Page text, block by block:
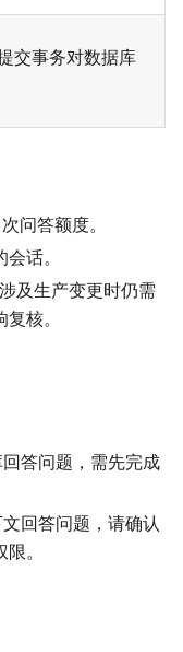
交事务对数据库
问答额度。
话。
及生产变更时仍需
核。
答问题，需先完成
回答问题，请确认
。